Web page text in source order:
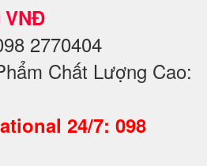
VNĐ
2770404
Chất Lượng Cao:
24/7: 098